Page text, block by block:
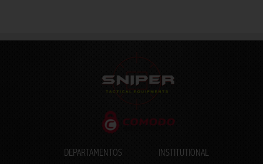
DEPARTAMENTOS INSTITUTIONAL